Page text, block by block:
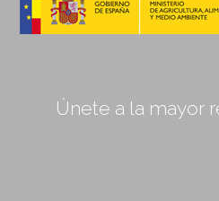
Únete a la mayor